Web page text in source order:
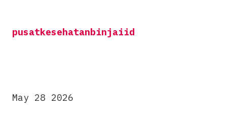
contentpusatkesehatanbinjaiid
May 28 2026